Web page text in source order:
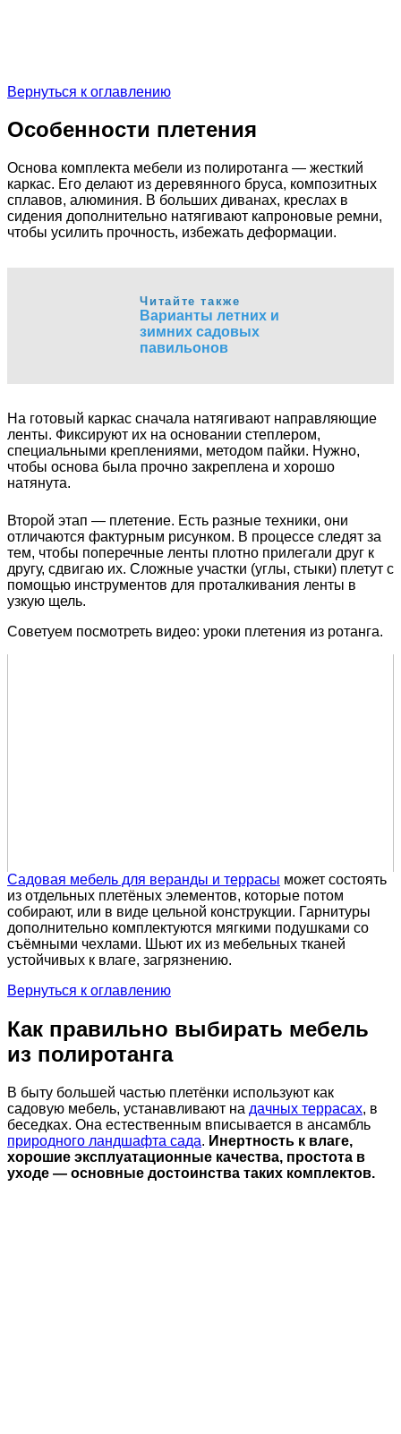
Вернуться к оглавлению
Особенности плетения
Основа комплекта мебели из полиротанга — жесткий
каркас. Его делают из деревянного бруса, композитных
сплавов, алюминия. В больших диванах, креслах в
сидения дополнительно натягивают капроновые ремни,
чтобы усилить прочность, избежать деформации.
Читайте также
Варианты летних и
зимних садовых
павильонов
На готовый каркас сначала натягивают направляющие
ленты. Фиксируют их на основании степлером,
специальными креплениями, методом пайки. Нужно,
чтобы основа была прочно закреплена и хорошо
натянута.
Второй этап — плетение. Есть разные техники, они
отличаются фактурным рисунком. В процессе следят за
тем, чтобы поперечные ленты плотно прилегали друг к
другу, сдвигаю их. Сложные участки (углы, стыки) плетут с
помощью инструментов для проталкивания ленты в
узкую щель.
Советуем посмотреть видео: уроки плетения из ротанга.
Садовая мебель для веранды и террасы может состоять
из отдельных плетёных элементов, которые потом
собирают, или в виде цельной конструкции. Гарнитуры
дополнительно комплектуются мягкими подушками со
съёмными чехлами. Шьют их из мебельных тканей
устойчивых к влаге, загрязнению.
Вернуться к оглавлению
Как правильно выбирать мебель
из полиротанга
В быту большей частью плетёнки используют как
садовую мебель, устанавливают на дачных террасах, в
беседках. Она естественным вписывается в ансамбль
природного ландшафта сада. Инертность к влаге,
хорошие эксплуатационные качества, простота в
уходе — основные достоинства таких комплектов.